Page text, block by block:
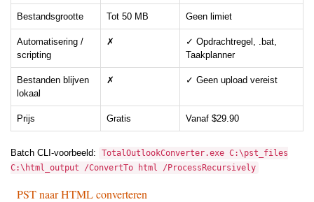
Bestandsgrootte Tot 50 MB Geen limiet
Automatisering /
scripting
✗
✓ Opdrachtregel, .bat,
Taakplanner
Bestanden blijven
lokaal
✗ ✓ Geen upload vereist
Prijs Gratis Vanaf $29.90
Batch CLI-voorbeeld:
TotalOutlookConverter.exe C:\pst_files
C:\html_output /ConvertTo html /ProcessRecursively
PST naar HTML converteren